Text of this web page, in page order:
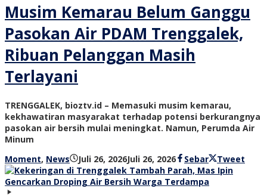
Musim Kemarau Belum Ganggu
Pasokan Air PDAM Trenggalek,
Ribuan Pelanggan Masih
Terlayani
TRENGGALEK, bioztv.id – Memasuki musim kemarau,
kekhawatiran masyarakat terhadap potensi berkurangnya
pasokan air bersih mulai meningkat. Namun, Perumda Air
Minum
Moment, News Juli 26, 2026Juli 26, 2026oleh
bioz
tv
Sebar Tweet